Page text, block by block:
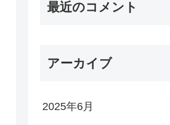
最近のコメント
アーカイブ
2025年6月